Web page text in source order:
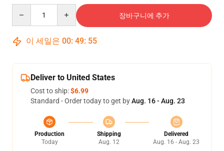
장바구니에 추가
이 세일은 00: 49: 54
Deliver to United States
Cost to ship:$6.99
Standard - Order today to get byAug. 16 - Aug. 23
Production
Today
Shipping
Aug. 12
Delivered
Aug. 16 - Aug. 23